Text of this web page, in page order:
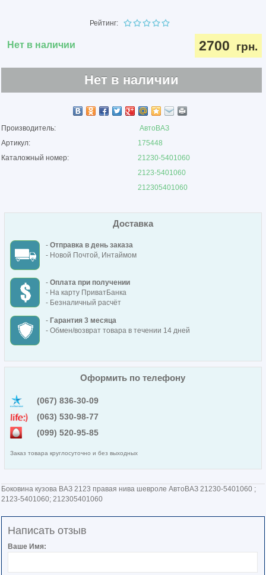
Рейтинг:
Нет в наличии 2700 грн.
Нет в наличии
Производитель:
АвтоВАЗ
Артикул:
175448
Каталожный номер:
21230-5401060
2123-5401060
212305401060
Доставка
- Отправка в день заказа
- Новой Почтой, Интаймом
- Оплата при получении
- На карту ПриватБанка
- Безналичный расчёт
- Гарантия 3 месяца
- Обмен/возврат товара в течении 14 дней
Оформить по телефону
(067) 836-30-09
(063) 530-98-77
(099) 520-95-85
Заказ товара круглосуточно и без выходных
Боковина кузова ВАЗ 2123 правая нива шевроле АвтоВАЗ 21230-5401060 ;
2123-5401060; 212305401060
Написать отзыв
Ваше Имя: